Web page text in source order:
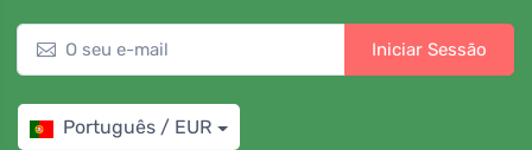
Iniciar Sessão
Português / EUR